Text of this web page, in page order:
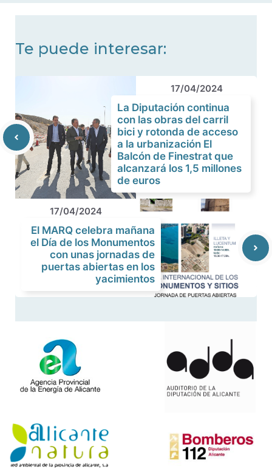
Te puede interesar:
17/04/2024
La Diputación continua
con las obras del carril
bici y rotonda de acceso
a la urbanización El
Balcón de Finestrat que
alcanzará los 1,5 millones
de euros
17/04/2024
El MARQ celebra mañana
el Día de los Monumentos
con unas jornadas de
puertas abiertas en los
yacimientos